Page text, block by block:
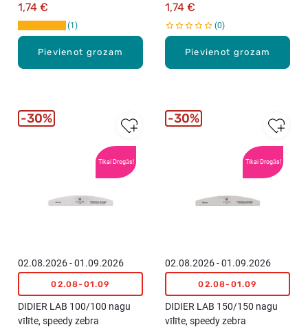
Pievienot grozam
1,74 €
1
Pievienot grozam
1,74 €
0
Tikai Drogās!
02.08.2026 - 01.09.2026
02.08-01.09
DIDIER LAB 100/100 nagu
vīlīte, speedy zebra
30%
Tikai Drogās!
02.08.2026 - 01.09.2026
02.08-01.09
DIDIER LAB 150/150 nagu
vīlīte, speedy zebra
30%